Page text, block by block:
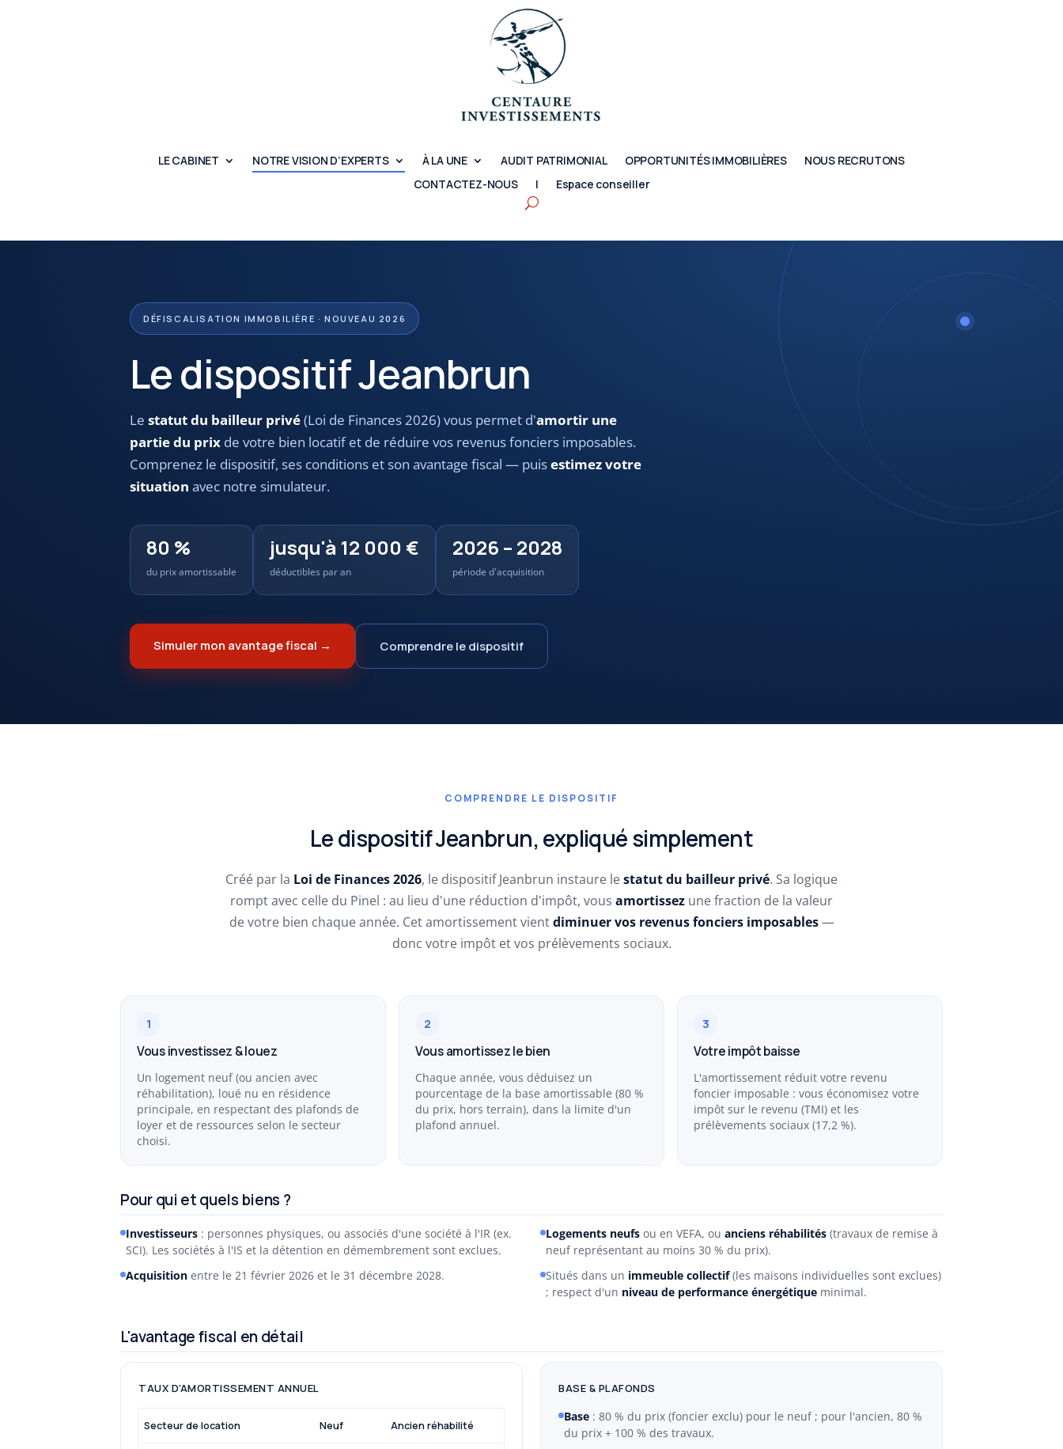
LE CABINET NOTRE VISION D’EXPERTS À LA UNE AUDIT PATRIMONIAL OPPORTUNITÉS IMMOBILIÈRES
NOUS RECRUTONS
CONTACTEZ-NOUS
| Espace conseiller
DÉFISCALISATION IMMOBILIÈRE · NOUVEAU 2026
Le dispositif Jeanbrun
Le statut du bailleur privé(Loi de Finances 2026) vous permet d'amortir une
partie du prix de votre bien locatif et de réduire vos revenus fonciers imposables.
Comprenez le dispositif, ses conditions et son avantage fiscal — puisestimez votre
situation avec notre simulateur.
80 %
du prix amortissable
jusqu'à 12 000 €
déductibles par an
2026 – 2028
période d'acquisition
Simuler mon avantage fiscal → Comprendre le dispositif
COMPRENDRE LE DISPOSITIF
Le dispositif Jeanbrun, expliqué simplement
Créé par la Loi de Finances 2026, le dispositif Jeanbrun instaure lestatut du bailleur privé. Sa logique
rompt avec celle du Pinel : au lieu d'une réduction d'impôt, vous amortissez une fraction de la valeur
de votre bien chaque année. Cet amortissement vientdiminuer vos revenus fonciers imposables—
donc votre impôt et vos prélèvements sociaux.
1
Vous investissez & louez
Un logement neuf (ou ancien avec
réhabilitation), loué nu en résidence
principale, en respectant des plafonds de
loyer et de ressources selon le secteur
choisi.
2
Vous amortissez le bien
Chaque année, vous déduisez un
pourcentage de la base amortissable (80 %
du prix, hors terrain), dans la limite d'un
plafond annuel.
3
Votre impôt baisse
L'amortissement réduit votre revenu
foncier imposable : vous économisez votre
impôt sur le revenu (TMI) et les
prélèvements sociaux (17,2 %).
Pour qui et quels biens ?
Investisseurs : personnes physiques, ou associés d'une société à l'IR (ex.
SCI). Les sociétés à l'IS et la détention en démembrement sont exclues.
Acquisition entre le 21 février 2026 et le 31 décembre 2028.
Logements neufs ou en VEFA, ou anciens réhabilités (travaux de remise à
neuf représentant au moins 30 % du prix).
Situés dans un immeuble collectif(les maisons individuelles sont exclues)
; respect d'un niveau de performance énergétique minimal.
L'avantage fiscal en détail
TAUX D'AMORTISSEMENT ANNUEL
Secteur de location Neuf Ancien réhabilité
BASE & PLAFONDS
Base : 80 % du prix (foncier exclu) pour le neuf ; pour l'ancien, 80 %
du prix + 100 % des travaux.